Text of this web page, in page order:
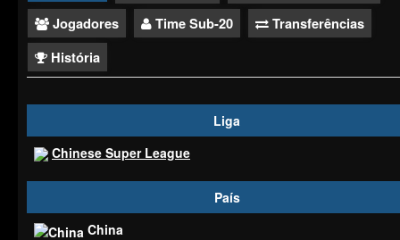
Jogadores
Time Sub-20
Transferências
História
Liga
Chinese Super League
País
China